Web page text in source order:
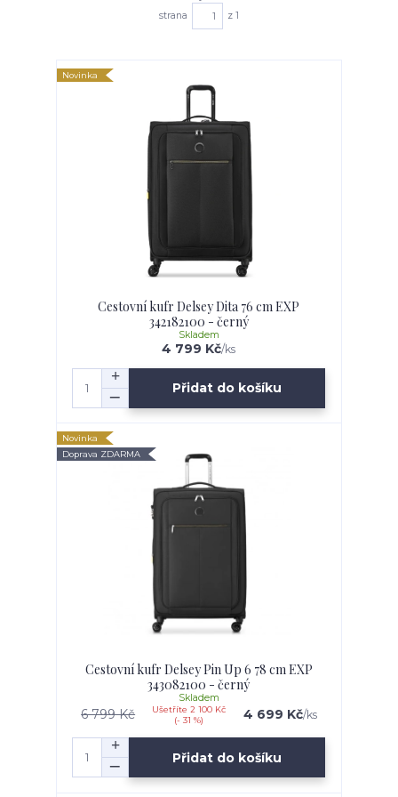
strana
z 1
Novinka
Cestovní kufr Delsey Dita 76 cm EXP
342182100 - černý
4 799 Kč/ks
Skladem
Přidat do košíku
Novinka
Doprava ZDARMA
Cestovní kufr Delsey Pin Up 6 78 cm EXP
343082100 - černý
6 799 Kč
Ušetříte 2 100 Kč
(- 31 %)
4 699 Kč/ks
Skladem
Přidat do košíku